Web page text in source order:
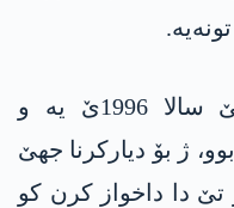
مستەفا ئیبراھیم، ژدایکبوویێ سالا 1996ێ یە و
ژ بۆ دیارکرنا جھێ
تێ دا داخواز کرن کو